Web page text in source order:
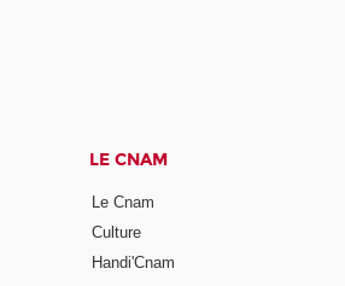
LE CNAM
Le Cnam
Culture
Handi'Cnam